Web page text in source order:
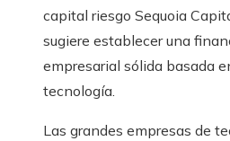
capital riesgo Sequoia
sugiere establecer una
empresarial sólida basada
tecnología.
Las grandes empresas de